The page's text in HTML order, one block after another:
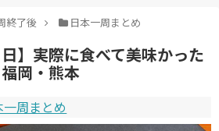
終了後 日本一周まとめ
日】実際に食べて美味かった
岡・熊本
一周まとめ